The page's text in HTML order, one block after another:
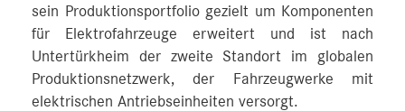
sein Produktionsportfolio gezielt um Komponenten
für Elektrofahrzeuge erweitert und ist nach
Untertürkheim der zweite Standort im globalen
Produktionsnetzwerk, der Fahrzeugwerke mit
elektrischen Antriebseinheiten versorgt.